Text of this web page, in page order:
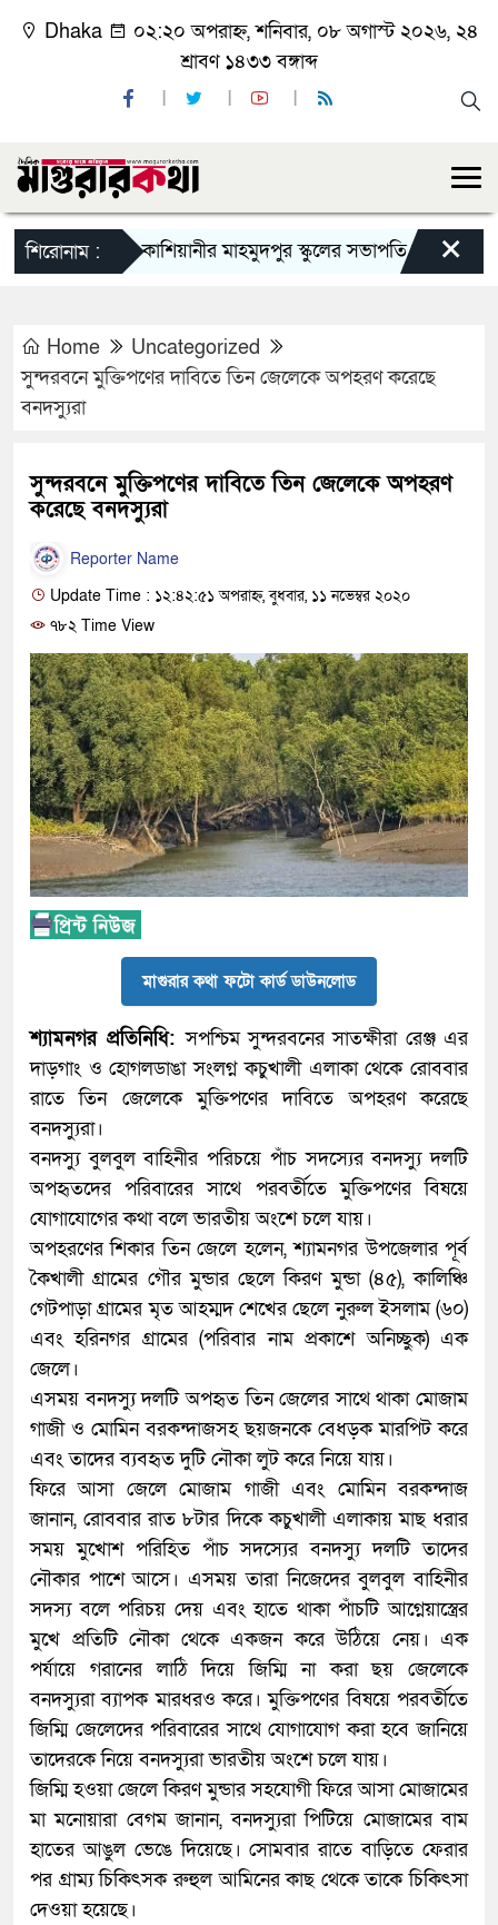
Dhaka
০২:২০ অপরাহ্ন, শনিবার, ০৮ অগাস্ট ২০২৬, ২৪
শ্রাবণ ১৪৩৩ বঙ্গাব্দ
শিরোনাম :কাশিয়ানীর মাহমুদপুর স্কুলের সভাপতি হলেন গোবিন্দ
×
Home
Uncategorized
সুন্দরবনে মুক্তিপণের দাবিতে তিন জেলেকে অপহরণ করেছে
বনদস্যুরা
সুন্দরবনে মুক্তিপণের দাবিতে তিন জেলেকে অপহরণ
করেছে বনদস্যুরা
Reporter Name
Update Time : ১২:৪২:৫১ অপরাহ্ন, বুধবার, ১১ নভেম্বর ২০২০
৭৮২ Time View
মাগুরার কথা ফটো কার্ড ডাউনলোড
শ্যামনগর প্রতিনিধি:সপশ্চিম সুন্দরবনের সাতক্ষীরা রেঞ্জ এর
দাড়গাং ও হোগলডাঙা সংলগ্ন কচুখালী এলাকা থেকে রোববার
রাতে তিন জেলেকে মুক্তিপণের দাবিতে অপহরণ করেছে
বনদস্যুরা।
বনদস্যু বুলবুল বাহিনীর পরিচয়ে পাঁচ সদস্যের বনদস্যু দলটি
অপহৃতদের পরিবারের সাথে পরবর্তীতে মুক্তিপণের বিষয়ে
যোগাযোগের কথা বলে ভারতীয় অংশে চলে যায়।
অপহরণের শিকার তিন জেলে হলেন, শ্যামনগর উপজেলার পূর্ব
কৈখালী গ্রামের গৌর মুন্ডার ছেলে কিরণ মুন্ডা (৪৫), কালিঞ্চি
গেটপাড়া গ্রামের মৃত আহম্মদ শেখের ছেলে নুরুল ইসলাম (৬০)
এবং হরিনগর গ্রামের (পরিবার নাম প্রকাশে অনিচ্ছুক) এক
জেলে।
এসময় বনদস্যু দলটি অপহৃত তিন জেলের সাথে থাকা মোজাম
গাজী ও মোমিন বরকন্দাজসহ ছয়জনকে বেধড়ক মারপিট করে
এবং তাদের ব্যবহৃত দুটি নৌকা লুট করে নিয়ে যায়।
ফিরে আসা জেলে মোজাম গাজী এবং মোমিন বরকন্দাজ
জানান, রোববার রাত ৮টার দিকে কচুখালী এলাকায় মাছ ধরার
সময় মুখোশ পরিহিত পাঁচ সদস্যের বনদস্যু দলটি তাদের
নৌকার পাশে আসে। এসময় তারা নিজেদের বুলবুল বাহিনীর
সদস্য বলে পরিচয় দেয় এবং হাতে থাকা পাঁচটি আগ্নেয়াস্ত্রের
মুখে প্রতিটি নৌকা থেকে একজন করে উঠিয়ে নেয়। এক
পর্যায়ে গরানের লাঠি দিয়ে জিম্মি না করা ছয় জেলেকে
বনদস্যুরা ব্যাপক মারধরও করে। মুক্তিপণের বিষয়ে পরবর্তীতে
জিম্মি জেলেদের পরিবারের সাথে যোগাযোগ করা হবে জানিয়ে
তাদেরকে নিয়ে বনদস্যুরা ভারতীয় অংশে চলে যায়।
জিম্মি হওয়া জেলে কিরণ মুন্ডার সহযোগী ফিরে আসা মোজামের
মা মনোয়ারা বেগম জানান, বনদস্যুরা পিটিয়ে মোজামের বাম
হাতের আঙুল ভেঙে দিয়েছে। সোমবার রাতে বাড়িতে ফেরার
পর গ্রাম্য চিকিৎসক রুহুল আমিনের কাছ থেকে তাকে চিকিৎসা
দেওয়া হয়েছে।